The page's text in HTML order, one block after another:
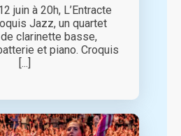
juin à 20h, L’Entracte
Jazz, un quartet
clarinette basse,
et piano. Croquis
[...]